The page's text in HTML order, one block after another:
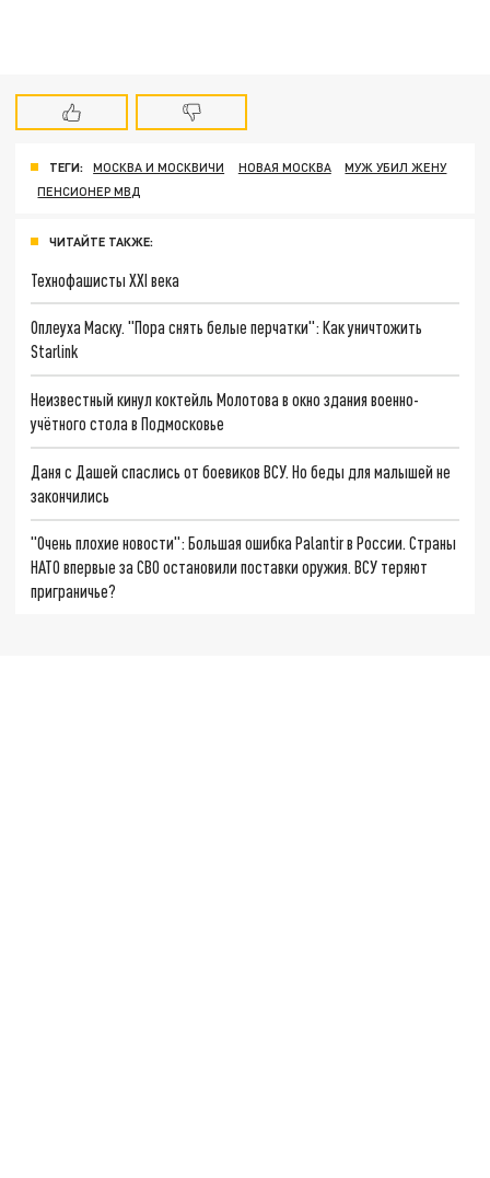
ТЕГИ: МОСКВА И МОСКВИЧИ НОВАЯ МОСКВА
МУЖ УБИЛ ЖЕНУ
ПЕНСИОНЕР МВД
ЧИТАЙТЕ ТАКЖЕ:
Технофашисты XXI века
Оплеуха Маску. "Пора снять белые перчатки": Как уничтожить
Starlink
Неизвестный кинул коктейль Молотова в окно здания военно-
учётного стола в Подмосковье
Даня с Дашей спаслись от боевиков ВСУ. Но беды для малышей не
закончились
"Очень плохие новости": Большая ошибка Palantir в России. Страны
НАТО впервые за СВО остановили поставки оружия. ВСУ теряют
приграничье?